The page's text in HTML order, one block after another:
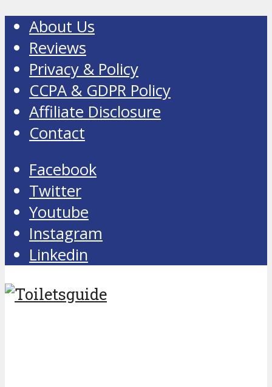
About Us
Reviews
Privacy & Policy
CCPA & GDPR Policy
Affiliate Disclosure
Contact
Facebook
Twitter
Youtube
Instagram
Linkedin